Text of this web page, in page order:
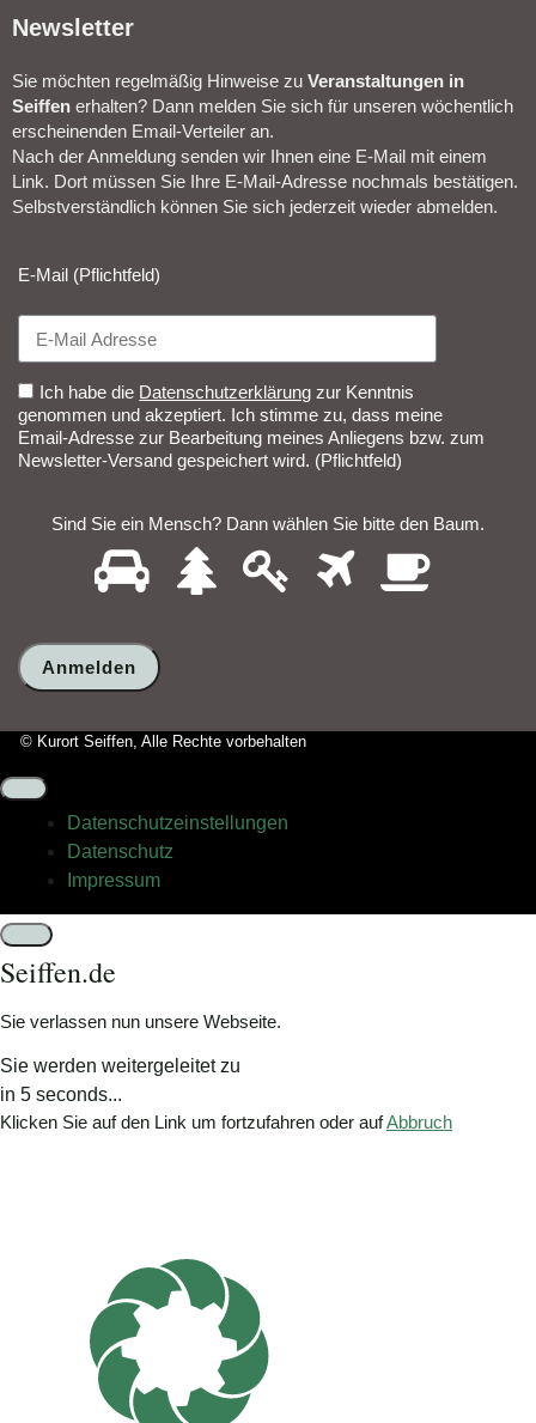
Newsletter​
Sie möchten regelmäßig Hinweise zu Veranstal­tungen in
Seiffen erhalten? Dann melden Sie sich für unseren wöchentlich
erscheinenden Email-Verteiler an.
Nach der Anmeldung senden wir Ihnen eine E-Mail mit einem
Link. Dort müssen Sie Ihre E-Mail-Adresse nochmals bestätigen.
Selbstverständlich können Sie sich jederzeit wieder abmelden.​
E-Mail (Pflichtfeld)
Ich habe die Datenschutzerklärung zur Kenntnis
genommen und akzeptiert. Ich stimme zu, dass meine
Email-Adresse zur Bearbeitung meines Anliegens bzw. zum
Newsletter-Versand gespeichert wird. (Pflichtfeld)
Sind Sie ein Mensch? Dann wählen Sie bitte den Baum.
Sind
Sie
ein
Dann
wählen
Sie
den
2 3 4
© Kurort Seiffen, Alle Rechte vorbehalten
Datenschutz­einstellungen
Datenschutz
Impressum
Schließen
Seiffen.de
Sie verlassen nun unsere Webseite.
Sie werden weitergeleitet zu
in 5 seconds...
Klicken Sie auf den Link um fortzufahren oder aufAbbruch